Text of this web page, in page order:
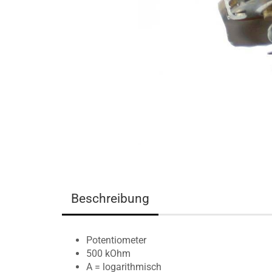
Beschreibung
Potentiometer
500 kOhm
A = logarithmisch